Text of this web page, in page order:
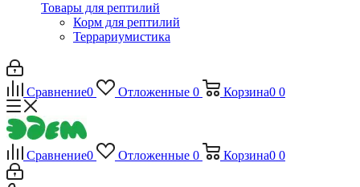
Товары для рептилий
Корм для рептилий
Террариумистика
Сравнение0 Отложенные 0 Корзина0 0
Сравнение0 Отложенные 0 Корзина0 0